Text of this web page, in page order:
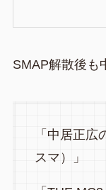
SMAP解散後も
「中居正
スマ）」